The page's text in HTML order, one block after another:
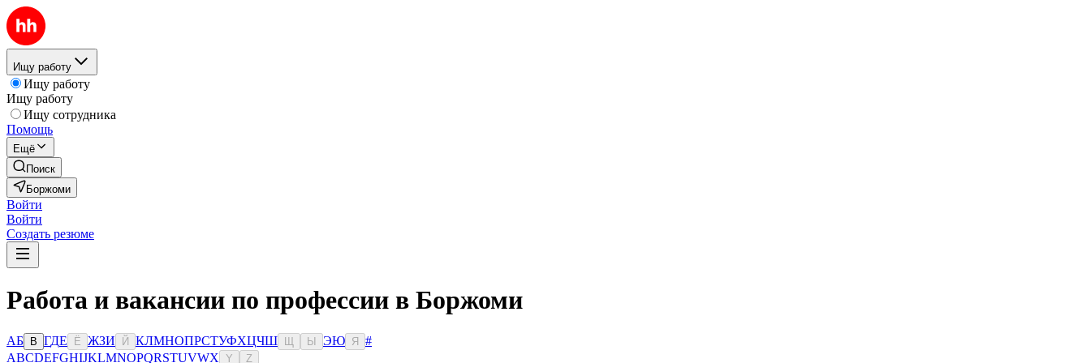
Ищу работу
Ищу работу
Ищу работу
Ищу сотрудника
Помощь
Ещё
Поиск
Боржоми
Войти
Войти
Создать резюме
Работа и вакансии по профессии в Боржоми
АБ В ГДЕ Ё ЖЗИ Й КЛМНОПРСТУФХЦЧШ Ы ЭЮ Я
#
ABCDEFGHIJKLMNOPQRSTUVWX Y Z